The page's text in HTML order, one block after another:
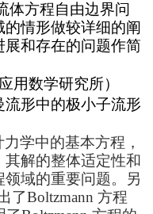
体方程自由边界问
情形做较详细的阐
和存在的问题作简
应用数学研究所）
流形中的极小子流形
学中的基本方程，
解的整体适定性和
域的重要问题。另
了Boltzmann 方程